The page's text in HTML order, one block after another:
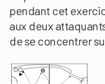
pendant cet
aux deux
de se concentrer